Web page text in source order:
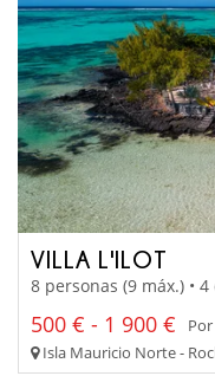
VILLA L'ILOT
8 personas (9 máx.) •
500 € - 1 900 €
Isla Mauricio Norte -